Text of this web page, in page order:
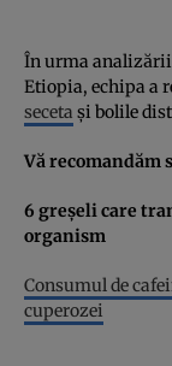
În urma
Etiopia, echipa a
seceta şi bolile
Vă recomandăm
6 greşeli care
organism
Consumul de
cuperozei